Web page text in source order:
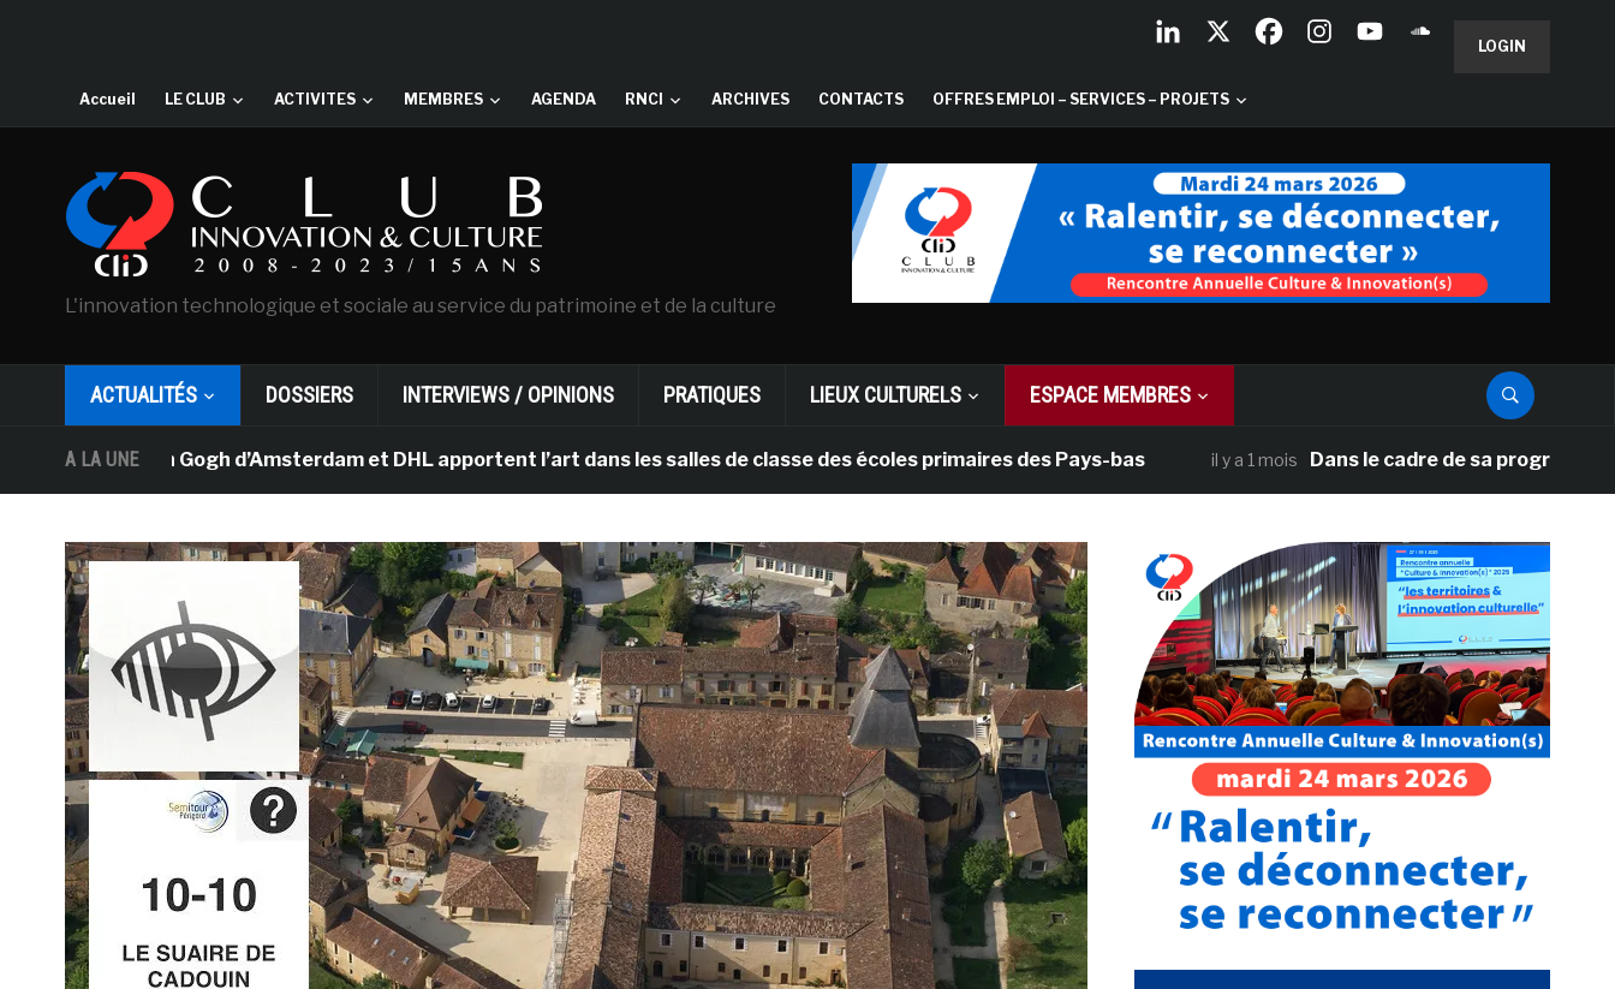
LOGIN
Accueil LE CLUB ACTIVITES MEMBRES AGENDA RNCI ARCHIVES CONTACTS OFFRES EMPLOI – SERVICES – PROJETS
L'innovation technologique et sociale au service du patrimoine et de la culture
ACTUALITÉS DOSSIERS INTERVIEWS / OPINIONS PRATIQUES LIEUX CULTURELS ESPACE MEMBRES
A LA UNE
Van Gogh d’Amsterdam et DHL apportent l’art dans les salles de classe des écoles primaires des Pays-bas il y a 1 mois Dans le cadre de sa programmation